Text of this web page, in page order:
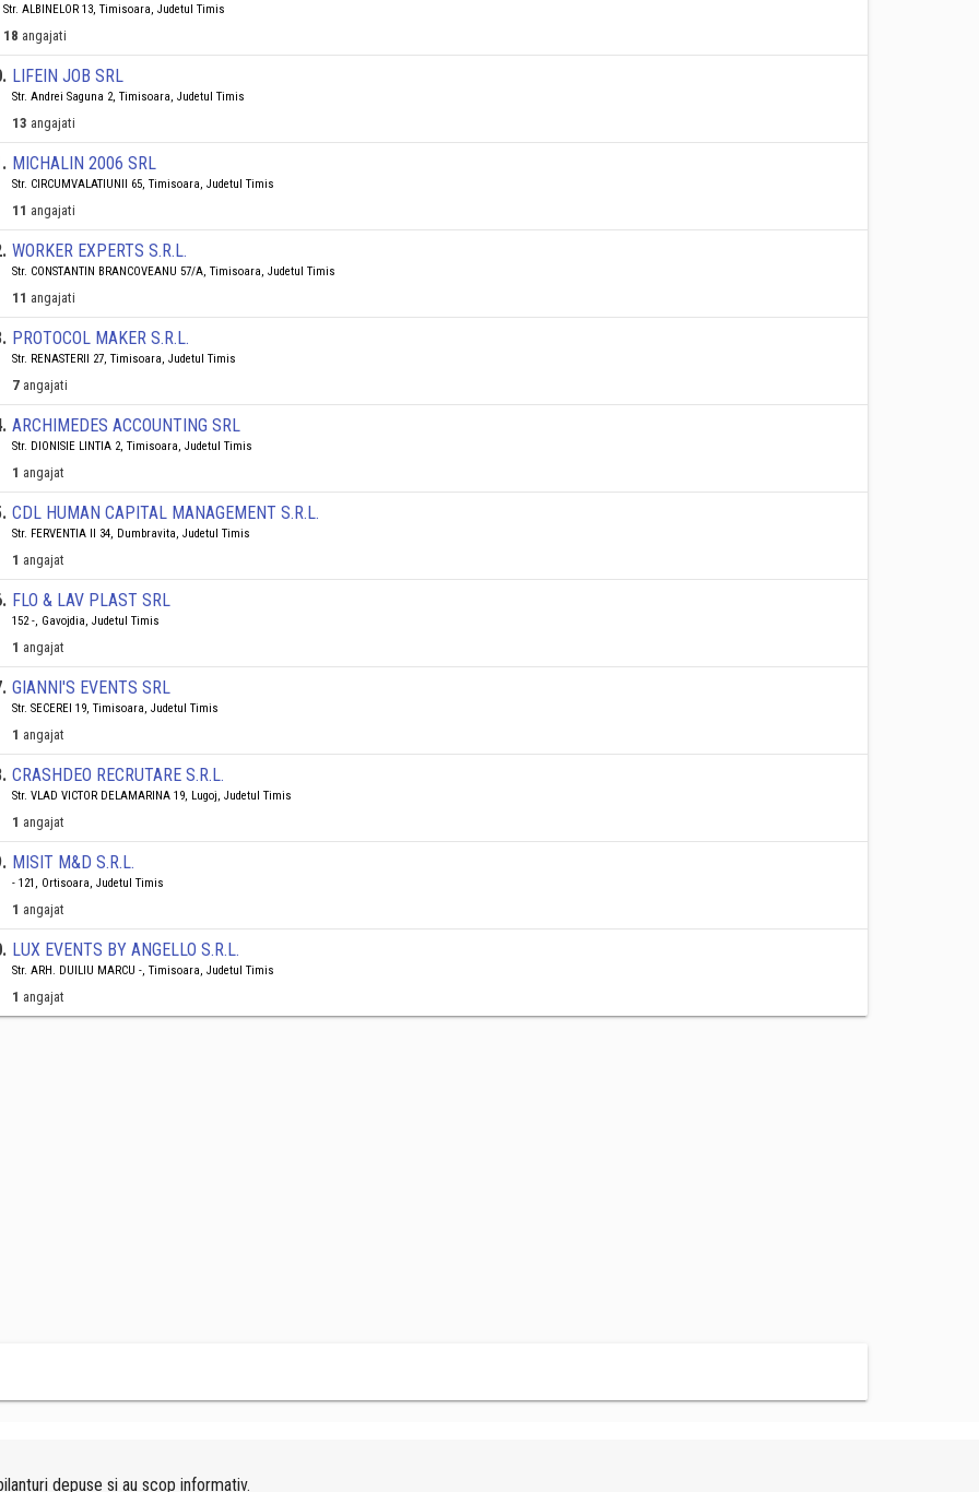
Str. ALBINELOR 13, Timisoara, Judetul Timis
18 angajati
. LIFEIN JOB SRL
Str. Andrei Saguna 2, Timisoara, Judetul Timis
13 angajati
. MICHALIN 2006 SRL
Str. CIRCUMVALATIUNII 65, Timisoara, Judetul Timis
11 angajati
. WORKER EXPERTS S.R.L.
Str. CONSTANTIN BRANCOVEANU 57/A, Timisoara, Judetul Timis
11 angajati
. PROTOCOL MAKER S.R.L.
Str. RENASTERII 27, Timisoara, Judetul Timis
7 angajati
. ARCHIMEDES ACCOUNTING SRL
Str. DIONISIE LINTIA 2, Timisoara, Judetul Timis
1 angajat
. CDL HUMAN CAPITAL MANAGEMENT S.R.L.
Str. FERVENTIA II 34, Dumbravita, Judetul Timis
1 angajat
. FLO & LAV PLAST SRL
152 -, Gavojdia, Judetul Timis
1 angajat
. GIANNI'S EVENTS SRL
Str. SECEREI 19, Timisoara, Judetul Timis
1 angajat
. CRASHDEO RECRUTARE S.R.L.
Str. VLAD VICTOR DELAMARINA 19, Lugoj, Judetul Timis
1 angajat
. MISIT M&D S.R.L.
- 121, Ortisoara, Judetul Timis
1 angajat
. LUX EVENTS BY ANGELLO S.R.L.
Str. ARH. DUILIU MARCU -, Timisoara, Judetul Timis
1 angajat
depuse si au scop informativ.